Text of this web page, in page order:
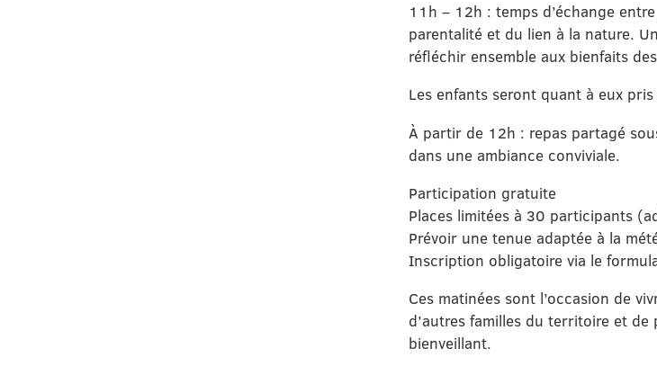
11h – 12h : temps d’échange
parentalité et du lien à la nature.
réfléchir ensemble aux bienfaits
Les enfants seront quant à eux
À partir de 12h : repas partagé
dans une ambiance conviviale.
Participation gratuite
Places limitées à 30 participants
Prévoir une tenue adaptée à la
Inscription obligatoire via le
Ces matinées sont l’occasion de
d’autres familles du territoire et
bienveillant.